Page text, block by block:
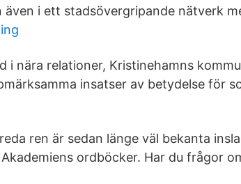
även i ett stadsövergripande nätverk
i nära relationer, ​Kristinehamns
insatser av betydelse för
ren är sedan länge väl bekanta
ordböcker. Har du frågor